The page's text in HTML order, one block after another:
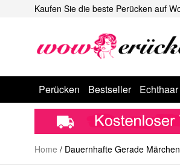
Kaufen Sie die beste Perücken auf
Perücken Bestseller
Home / Dauernhafte Gerade